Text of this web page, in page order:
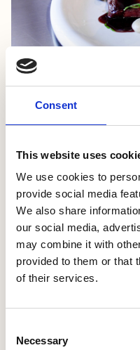
Consent
This website uses
We use cookies to
provide social media
We also share
our social media,
may combine it with
provided to them or that
of their services.
Selection
Necessary
Diepte en
3 dagen
Beenderen
Verse groenten
Gezeefd en de
diepe jus met
Ingrediënten
Water,